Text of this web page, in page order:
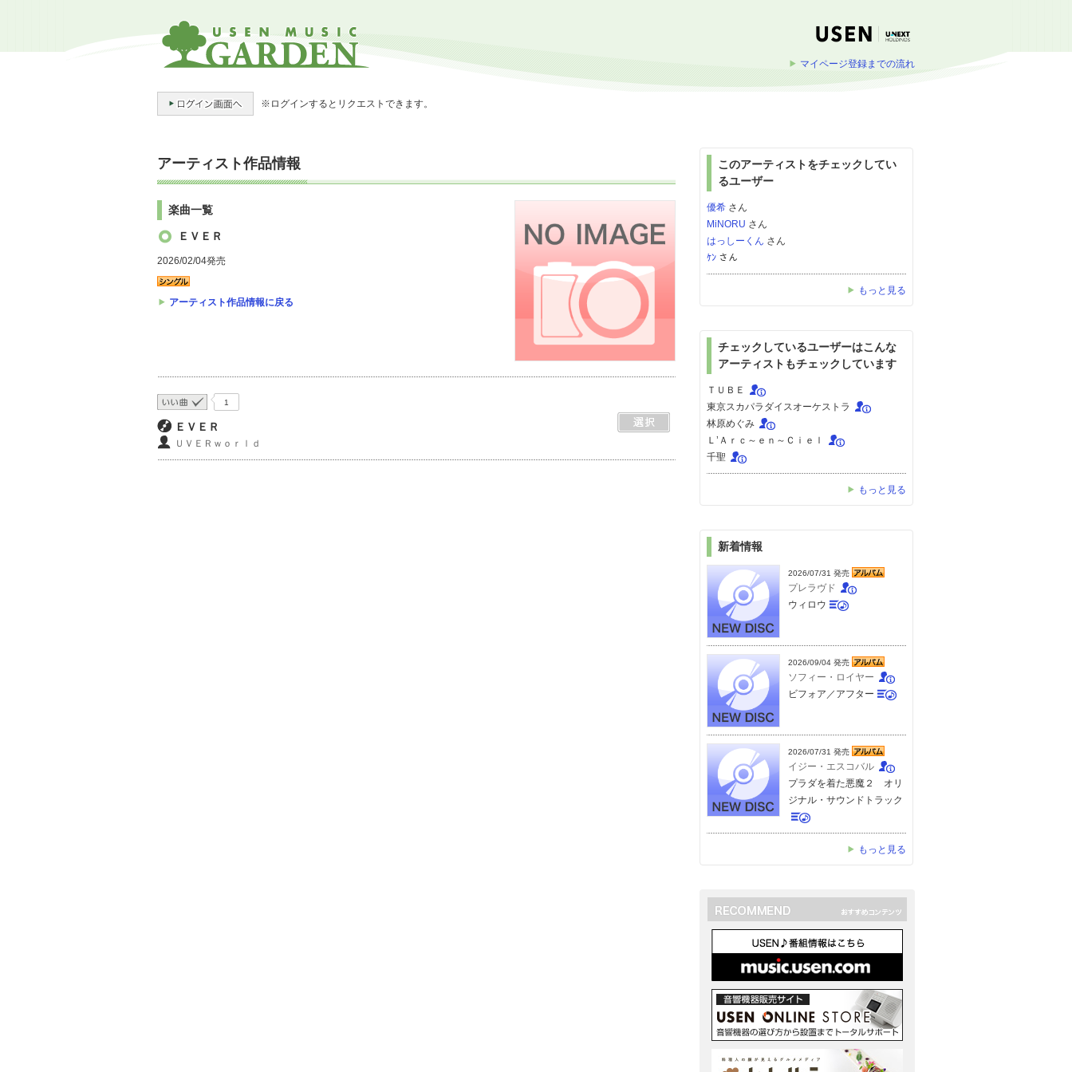
マイページ登録までの流れ
※ログインするとリクエストできます。
アーティスト作品情報
楽曲一覧
ＥＶＥＲ
2026/02/04発売
アーティスト作品情報に戻る
1
ＥＶＥＲ
ＵＶＥＲｗｏｒｌｄ
このアーティストをチェックしてい
るユーザー
優希 さん
MiNORU さん
はっしーくん さん
ｹﾝ さん
もっと見る
チェックしているユーザーはこんな
アーティストもチェックしています
ＴＵＢＥ
東京スカパラダイスオーケストラ
林原めぐみ
Ｌ’Ａｒｃ～ｅｎ～Ｃｉｅｌ
千聖
もっと見る
新着情報
2026/07/31 発売
プレラヴド
ウィロウ
2026/09/04 発売
ソフィー・ロイヤー
ビフォア／アフター
2026/07/31 発売
イジー・エスコバル
プラダを着た悪魔２ オリ
ジナル・サウンドトラック
もっと見る